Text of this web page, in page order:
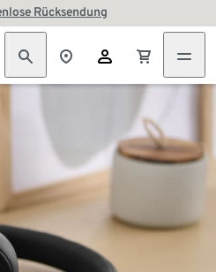
Rücksendung